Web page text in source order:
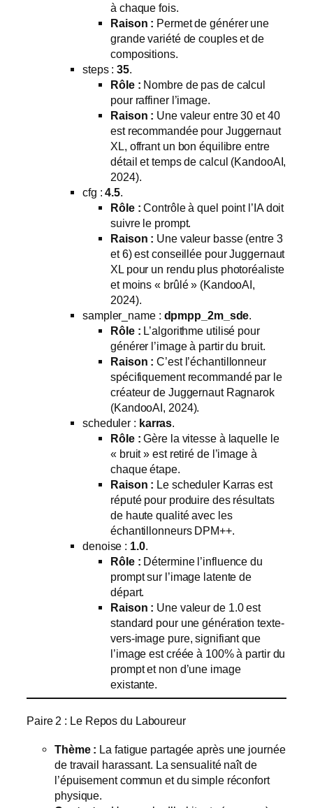
à chaque fois.
Raison : Permet de générer une
grande variété de couples et de
compositions.
steps :35.
Rôle : Nombre de pas de calcul
pour raffiner l’image.
Raison : Une valeur entre 30 et 40
est recommandée pour Juggernaut
XL, offrant un bon équilibre entre
détail et temps de calcul (KandooAI,
2024).
cfg :4.5.
Rôle : Contrôle à quel point l’IA doit
suivre le prompt.
Raison : Une valeur basse (entre 3
et 6) est conseillée pour Juggernaut
XL pour un rendu plus photoréaliste
et moins « brûlé » (KandooAI,
2024).
sampler_name : dpmpp_2m_sde.
Rôle : L’algorithme utilisé pour
générer l’image à partir du bruit.
Raison : C’est l’échantillonneur
spécifiquement recommandé par le
créateur de Juggernaut Ragnarok
(KandooAI, 2024).
scheduler : karras.
Rôle : Gère la vitesse à laquelle le
« bruit » est retiré de l’image à
chaque étape.
Raison : Le scheduler Karras est
réputé pour produire des résultats
de haute qualité avec les
échantillonneurs DPM++.
denoise : 1.0.
Rôle : Détermine l’influence du
prompt sur l’image latente de
départ.
Raison : Une valeur de 1.0 est
standard pour une génération texte-
vers-image pure, signifiant que
l’image est créée à 100% à partir du
prompt et non d’une image
existante.
Paire 2 : Le Repos du Laboureur
Thème : La fatigue partagée après une journée
de travail harassant. La sensualité naît de
l’épuisement commun et du simple réconfort
physique.